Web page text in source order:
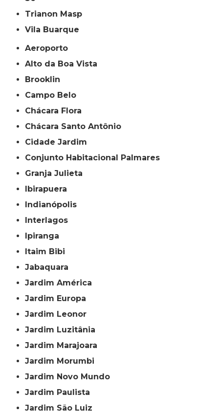
Trianon Masp
Vila Buarque
Aeroporto
Alto da Boa Vista
Brooklin
Campo Belo
Chácara Flora
Chácara Santo Antônio
Cidade Jardim
Conjunto Habitacional Palmares
Granja Julieta
Ibirapuera
Indianópolis
Interlagos
Ipiranga
Itaim Bibi
Jabaquara
Jardim América
Jardim Europa
Jardim Leonor
Jardim Luzitânia
Jardim Marajoara
Jardim Morumbi
Jardim Novo Mundo
Jardim Paulista
Jardim São Luiz